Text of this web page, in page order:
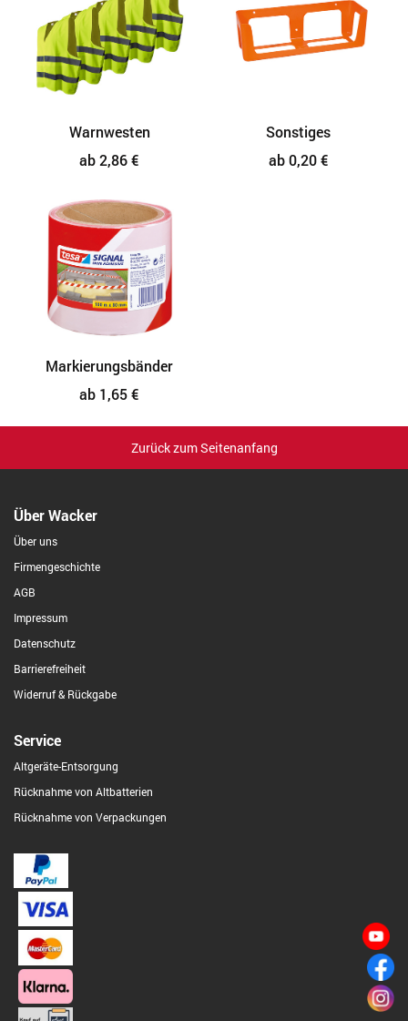
Warnwesten
ab 2,86 €
Sonstiges
ab 0,20 €
Markierungsbänder
ab 1,65 €
Zurück zum Seitenanfang
Über Wacker
Über uns
Firmengeschichte
AGB
Impressum
Datenschutz
Barrierefreiheit
Widerruf & Rückgabe
Service
Altgeräte-Entsorgung
Rücknahme von Altbatterien
Rücknahme von Verpackungen